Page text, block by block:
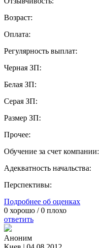
Возраст:
Оплата:
Регулярность выплат:
Черная ЗП:
Белая ЗП:
Серая ЗП:
Размер ЗП:
Прочее:
Обучение за счет компании:
Адекватность начальства:
Перспективы:
Подробнее об оценках
0 хорошо /0 плохо
ответить
Аноним